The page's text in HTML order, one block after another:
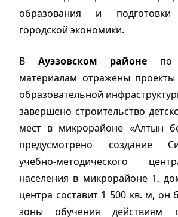
образования и
городской экономики.
В Ауэзовском районе по
материалам отражены
образовательной
завершено строительство
мест в микрорайоне «Алтын
предусмотрено создание
учебно-методического
населения в микрорайоне 1,
центра составит 1 500 кв. м, он
зоны обучения действиям